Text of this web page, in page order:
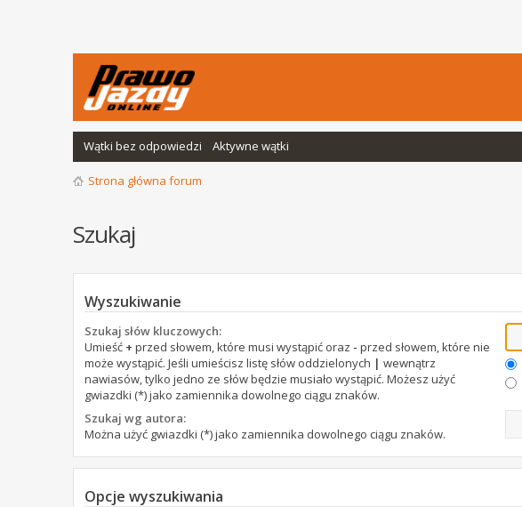
Wątki bez odpowiedzi Aktywne wątki
Strona główna forum
Szukaj
Wyszukiwanie
Szukaj słów kluczowych:
Umieść + przed słowem, które musi wystąpić oraz - przed słowem, które nie
może wystąpić. Jeśli umieścisz listę słów oddzielonych | wewnątrz
nawiasów, tylko jedno ze słów będzie musiało wystąpić. Możesz użyć
gwiazdki (*) jako zamiennika dowolnego ciągu znaków.
Szukaj wg autora:
Można użyć gwiazdki (*) jako zamiennika dowolnego ciągu znaków.
Opcje wyszukiwania